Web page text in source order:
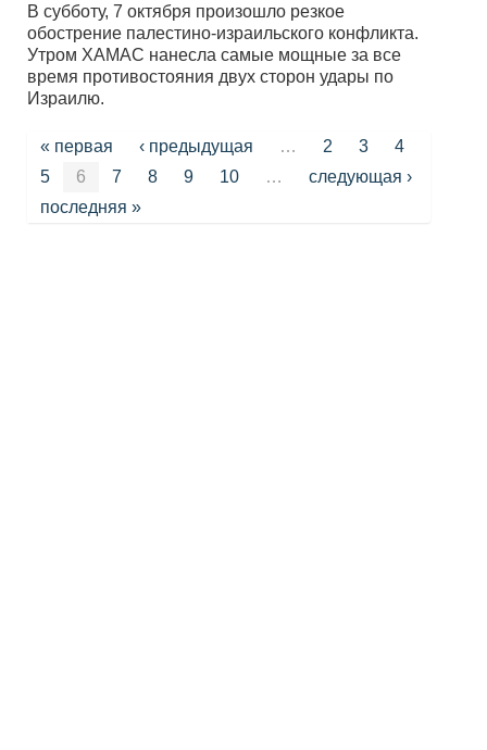
В субботу, 7 октября произошло резкое
обострение палестино-израильского конфликта.
Утром ХАМАС нанесла самые мощные за все
время противостояния двух сторон удары по
Израилю.
Страницы
« первая ‹ предыдущая … 2 3
4
5
6 7 8 9 10 …
следующая ›
последняя »